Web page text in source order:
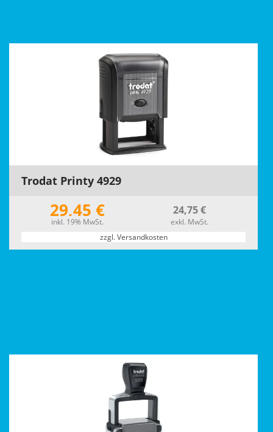
Trodat Printy 4929
29,45 €
inkl. 19% MwSt.
24,75 €
exkl. MwSt.
zzgl. Versandkosten